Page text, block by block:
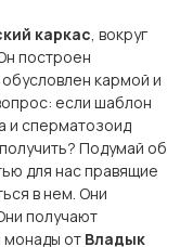
каркас , вокруг
построен
кармой и
если шаблон
и сперматозоид
Подумай об
для нас правящие
в нем. Они
получают
от Владык